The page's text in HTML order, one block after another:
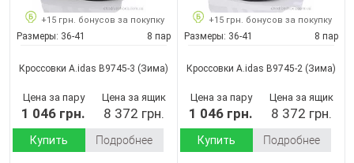
+15 грн. бонусов за покупку
Размеры: 36-41 8 пар
Кроссовки A.idas B9745-3 (Зима)
Цена за пару
1 046 грн.
Цена за ящик
8 372 грн.
Купить Подробнее
+15 грн. бонусов за покупку
Размеры: 36-41 8 пар
Кроссовки A.idas B9745-2 (Зима)
Цена за пару
1 046 грн.
Цена за ящик
8 372 грн.
Купить Подробнее